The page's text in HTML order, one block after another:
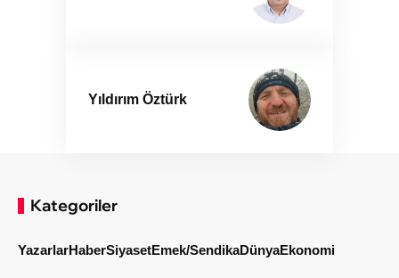
Yıldırım Öztürk
Kategoriler
YazarlarHaberSiyasetEmek/SendikaDünyaEkonomi